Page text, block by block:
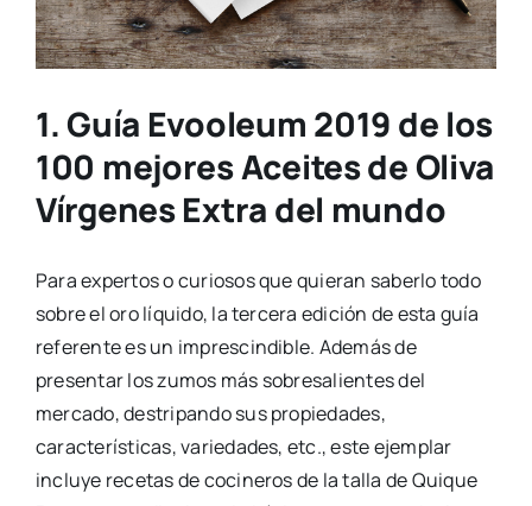
1. Guía Evooleum 2019 de los
100 mejores Aceites de Oliva
Vírgenes Extra del mundo
Para expertos o curiosos que quieran saberlo todo
sobre el oro líquido, la tercera edición de esta guía
referente es un imprescindible. Además de
presentar los zumos más sobresalientes del
mercado, destripando sus propiedades,
características, variedades, etc., este ejemplar
incluye recetas de cocineros de la talla de Quique